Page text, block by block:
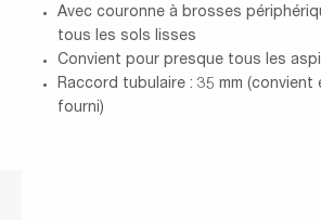
Avec couronne à brosses
tous les sols lisses
Convient pour presque tous les
Raccord tubulaire : 35 mm (convient
fourni)